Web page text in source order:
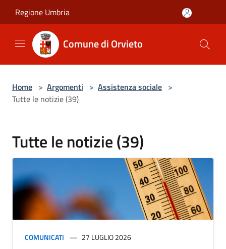
Regione Umbria
Comune di Orvieto
Home > Argomenti > Assistenza sociale >
Tutte le notizie (39)
Tutte le notizie (39)
COMUNICATI 27 LUGLIO 2026